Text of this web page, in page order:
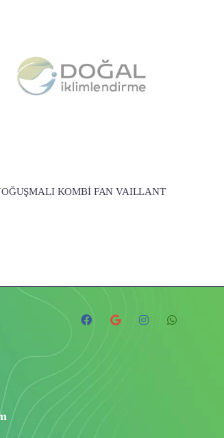
KOMBİ FAN VAILLANT